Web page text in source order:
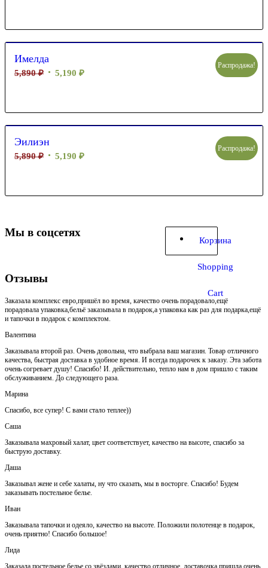
Корзина
Shopping
Cart
Имелда
5,890₽ 5,190 ₽
Распродажа!
Эилиэн
5,890₽ 5,190 ₽
Распродажа!
Мы в соцсетях
Отзывы
Заказала комплекс евро,пришёл во время, качество очень порадовало,ещё
порадовала упаковка,бельё заказывала в подарок,а упаковка как раз для подарка,ещё
и тапочки в подарок с комплектом.
Валентина
Заказывала второй раз. Очень довольна, что выбрала ваш магазин. Товар отличного
качества, быстрая доставка в удобное время. И всегда подарочек к заказу. Эта забота
очень согревает душу! Спасибо! И. действительно, тепло нам в дом пришло с таким
обслуживанием. До следующего раза.
Марина
Спасибо, все супер! С вами стало теплее))
Саша
Заказывала махровый халат, цвет соответствует, качество на высоте, спасибо за
быструю доставку.
Даша
Заказывал жене и себе халаты, ну что сказать, мы в восторге. Спасибо! Будем
заказывать постельное белье.
Иван
Заказывала тапочки и одеяло, качество на высоте. Положили полотенце в подарок,
очень приятно! Спасибо большое!
Лида
Заказала постельное белье со звёздами, качество отличное, доставочка пришла очень